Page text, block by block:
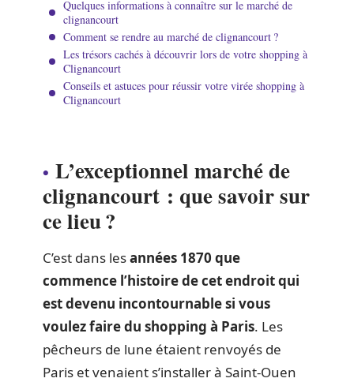
Quelques informations à connaître sur le marché de
clignancourt
Comment se rendre au marché de clignancourt ?
Les trésors cachés à découvrir lors de votre shopping à
Clignancourt
Conseils et astuces pour réussir votre virée shopping à
Clignancourt
L’exceptionnel marché de
clignancourt : que savoir sur
ce lieu ?
C’est dans lesannées 1870 que
commence l’histoire de cet endroit qui
est devenu incontournable si vous
voulez faire du shopping à Paris. Les
pêcheurs de lune étaient renvoyés de
Paris et venaient s’installer à Saint-Ouen